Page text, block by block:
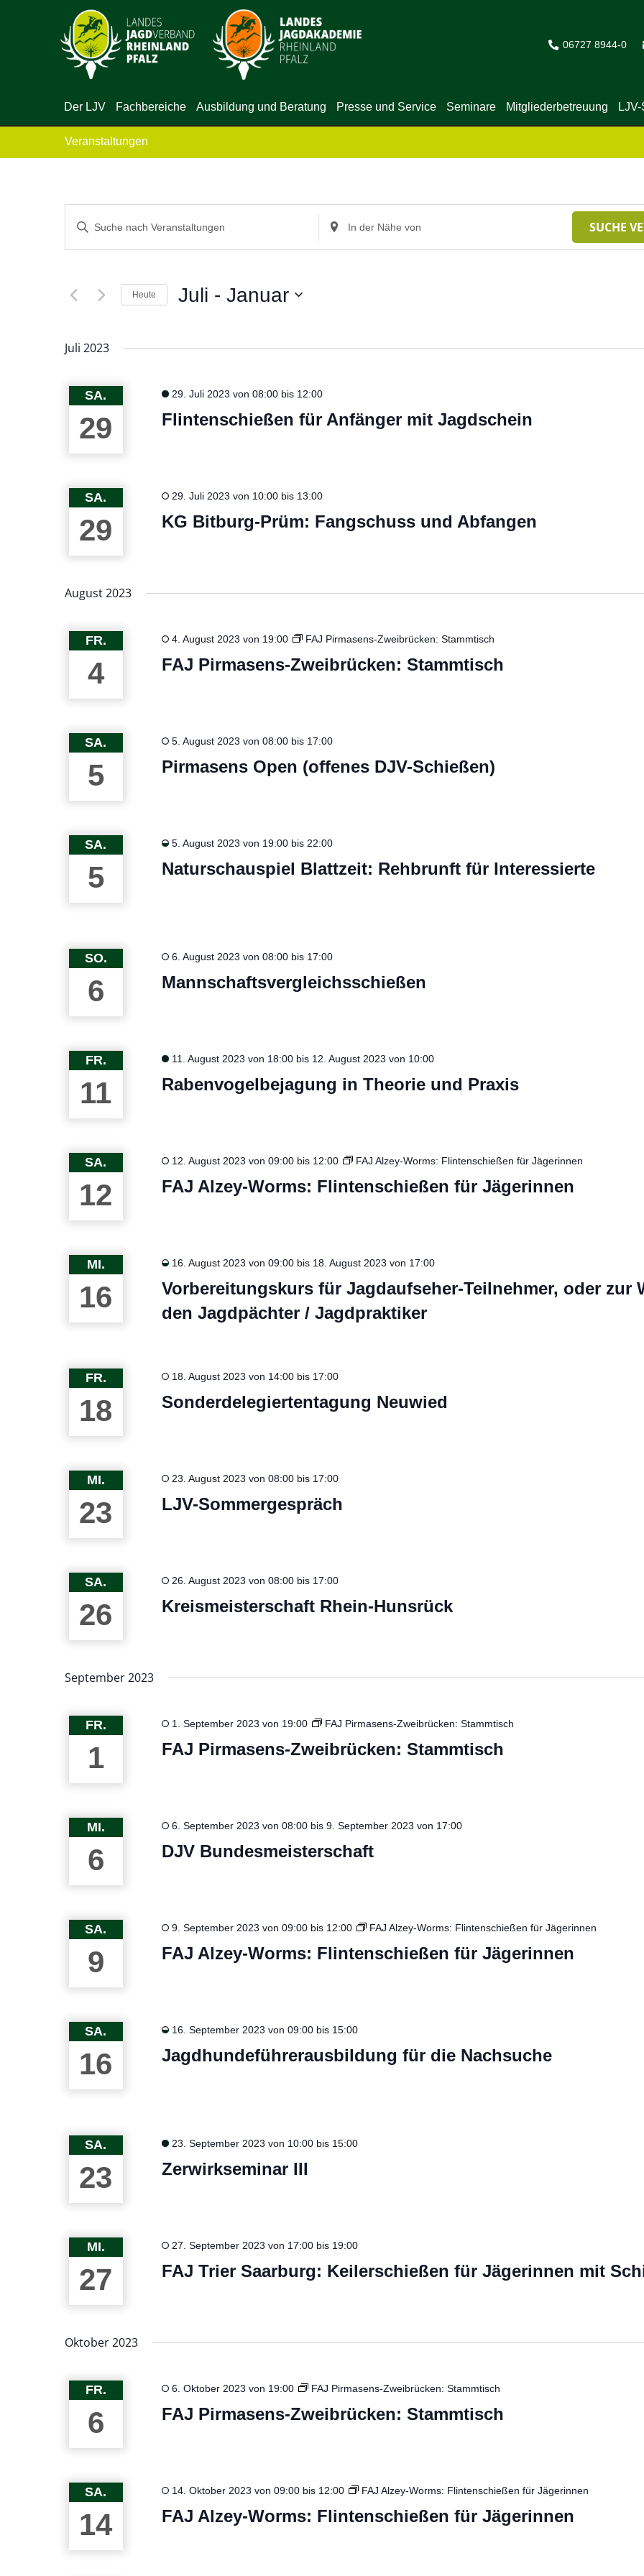
06727 8944-0
Der LJV Fachbereiche Ausbildung und Beratung Presse und Service Seminare Mitgliederbetreuung
Veranstaltungen
Veranstaltungen
Suche
und
Ansichten,
Navigation
Bitte
Suche
Schlüsselwort.
Standort
eingeben.
SUCHE
Heute Juli - Januar
Juli 2023
SA.
29
29. Juli 2023 von 08:00bis 12:00
Flintenschießen für Anfänger mit Jagdschein
SA.
29
29. Juli 2023 von 10:00bis 13:00
KG Bitburg-Prüm: Fangschuss und Abfangen
August 2023
FR.
4
4. August 2023 von 19:00 FAJ Pirmasens-Zweibrücken: Stammtisch
FAJ Pirmasens-Zweibrücken: Stammtisch
SA.
5
5. August 2023 von 08:00bis 17:00
Pirmasens Open (offenes DJV-Schießen)
SA.
5
5. August 2023 von 19:00bis 22:00
Naturschauspiel Blattzeit: Rehbrunft für Interessierte
SO.
6
6. August 2023 von 08:00bis 17:00
Mannschaftsvergleichsschießen
FR.
11
11. August 2023 von 18:00bis 12. August 2023 von 10:00
Rabenvogelbejagung in Theorie und Praxis
SA.
12
12. August 2023 von 09:00bis 12:00 FAJ Alzey-Worms: Flintenschießen für Jägerinnen
FAJ Alzey-Worms: Flintenschießen für Jägerinnen
MI.
16
16. August 2023 von 09:00bis 18. August 2023 von 17:00
Vorbereitungskurs für Jagdaufseher-Teilnehmer, oder zur
den Jagdpächter / Jagdpraktiker
FR.
18
18. August 2023 von 14:00bis 17:00
Sonderdelegiertentagung Neuwied
MI.
23
23. August 2023 von 08:00bis 17:00
LJV-Sommergespräch
SA.
26
26. August 2023 von 08:00bis 17:00
Kreismeisterschaft Rhein-Hunsrück
September 2023
FR.
1
1. September 2023 von 19:00 FAJ Pirmasens-Zweibrücken: Stammtisch
FAJ Pirmasens-Zweibrücken: Stammtisch
MI.
6
6. September 2023 von 08:00bis 9. September 2023 von 17:00
DJV Bundesmeisterschaft
SA.
9
9. September 2023 von 09:00bis 12:00 FAJ Alzey-Worms: Flintenschießen für Jägerinnen
FAJ Alzey-Worms: Flintenschießen für Jägerinnen
SA.
16
16. September 2023 von 09:00bis 15:00
Jagdhundeführerausbildung für die Nachsuche
SA.
23
23. September 2023 von 10:00bis 15:00
Zerwirkseminar III
MI.
27
27. September 2023 von 17:00bis 19:00
FAJ Trier Saarburg: Keilerschießen für Jägerinnen mit
Oktober 2023
FR.
6
6. Oktober 2023 von 19:00 FAJ Pirmasens-Zweibrücken: Stammtisch
FAJ Pirmasens-Zweibrücken: Stammtisch
SA.
14
14. Oktober 2023 von 09:00bis 12:00 FAJ Alzey-Worms: Flintenschießen für Jägerinnen
FAJ Alzey-Worms: Flintenschießen für Jägerinnen